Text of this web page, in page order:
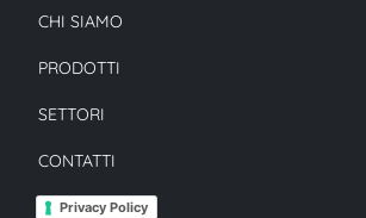
CHI SIAMO
PRODOTTI
SETTORI
CONTATTI
Privacy Policy